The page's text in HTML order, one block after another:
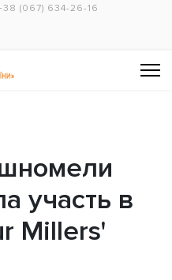
(067) 634-26-16
участь в
Millers'